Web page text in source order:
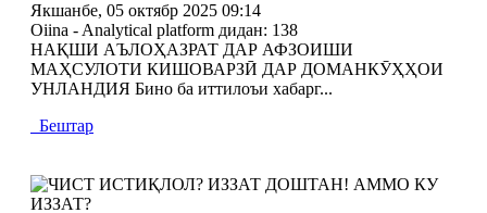
Якшанбе, 05 октябр 2025 09:14
Oiina - Analytical platform дидан: 138
НАҚШИ АЪЛОҲАЗРАТ ДАР АФЗОИШИ
МАҲСУЛОТИ КИШОВАРЗӢ ДАР ДОМАНКӮҲҲОИ
УНЛАНДИЯ Бино ба иттилоъи хабарг...
Бештар